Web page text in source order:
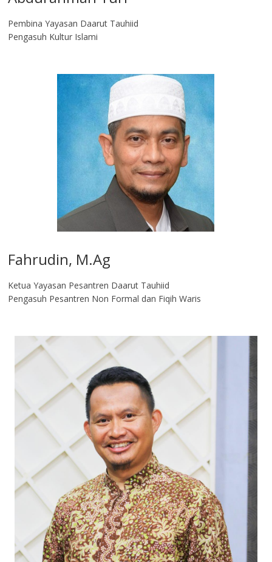
Pembina Yayasan Daarut Tauhiid
Pengasuh Kultur Islami
Fahrudin, M.Ag​
Ketua Yayasan Pesantren Daarut Tauhiid
Pengasuh Pesantren Non Formal dan Fiqih Waris